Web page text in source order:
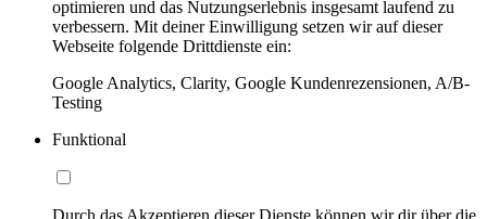
optimieren und das Nutzungserlebnis insgesamt laufend zu
verbessern. Mit deiner Einwilligung setzen wir auf dieser
Webseite folgende Drittdienste ein:
Google Analytics, Clarity, Google Kundenrezensionen, A/B-
Testing
Funktional